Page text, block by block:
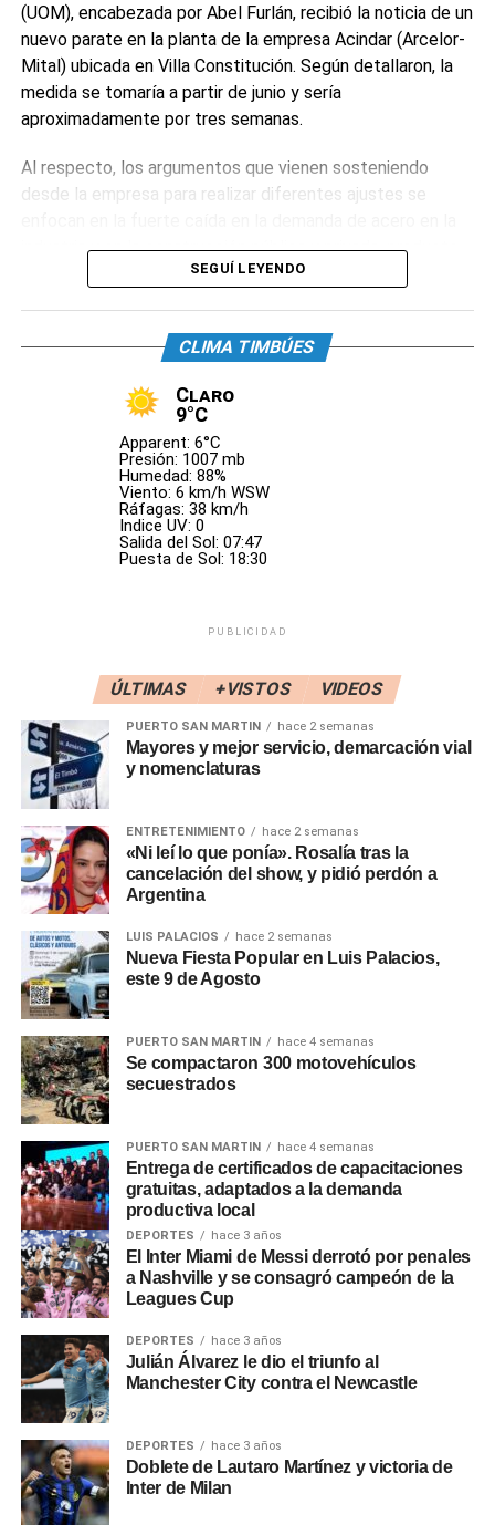
del Régimen de Trabajo de Casas Particulares.
0 0
(UOM), encabezada por Abel Furlán, recibió la noticia de un
nuevo parate en la planta de la empresa Acindar (Arcelor-
Mital) ubicada en Villa Constitución. Según detallaron, la
medida se tomaría a partir de junio y sería
aproximadamente por tres semanas.
Al respecto, los argumentos que vienen sosteniendo
desde la empresa para realizar diferentes ajustes se
industria y en la construcción pública y privada, producto
de la recesión económica que afecta a la mayoría de las
La actual política económica está poniendo en jaque a la
calcula que actualmente la producción está a un 40% del
Por este motivo, Acindar decidió extender el parate de su
planta en Villa Constitución. Los hornos estarían apagados
por tres semanas y el sector de materia prima de
reducción directa (que trabaja el mineral de hierro) pararía
Son 5.000 trabajadores que quedarán suspendidos entre
transportistas entre otros.
La UOM de Villa Constitución, a través de su secretario
general Pablo González, anunció públicamente que
extendieron el acuerdo con la empresa para la suspensión
de los trabajadores tercerizados con el pago al 83% de su
salario. Y que cuando se conozca la fecha exacta del
próximo parate se negociarán las suspensiones de los
trabajadores de planta. La empresa ofreció suspensiones
al 70% del salario, pero no hubo acuerdo.
Mientras tanto, la empresa avanza con un plan de retiros
voluntarios. Ya hubo numerosos despidos de contratados
en los últimos meses y de cuatro turnos han pasado a
producir en tres.
0
SEGUÍ LEYENDO
CLIMA TIMBÚES
Claro
9°C
Apparent: 6°C
Presión: 1007 mb
Humedad: 88%
Viento: 6 km/h WSW
Ráfagas: 38 km/h
Indice UV: 0
Salida del Sol: 07:47
Puesta de Sol: 18:30
PUBLICIDAD
ÚLTIMAS +VISTOS VIDEOS
PUERTO SAN MARTIN hace 2 semanas
Mayores y mejor servicio, demarcación vial
y nomenclaturas
ENTRETENIMIENTO hace 2 semanas
«Ni leí lo que ponía». Rosalía tras la
cancelación del show, y pidió perdón a
Argentina
LUIS PALACIOS hace 2 semanas
Nueva Fiesta Popular en Luis Palacios,
este 9 de Agosto
PUERTO SAN MARTIN hace 4 semanas
Se compactaron 300 motovehículos
secuestrados
PUERTO SAN MARTIN hace 4 semanas
Entrega de certificados de capacitaciones
gratuitas, adaptados a la demanda
productiva local
DEPORTES hace 3 años
El Inter Miami de Messi derrotó por penales
a Nashville y se consagró campeón de la
Leagues Cup
DEPORTES hace 3 años
Julián Álvarez le dio el triunfo al
Manchester City contra el Newcastle
DEPORTES hace 3 años
Doblete de Lautaro Martínez y victoria de
Inter de Milan